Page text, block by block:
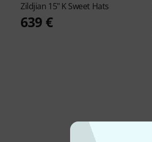
Zildjian 15" K Sweet Hats
639 €